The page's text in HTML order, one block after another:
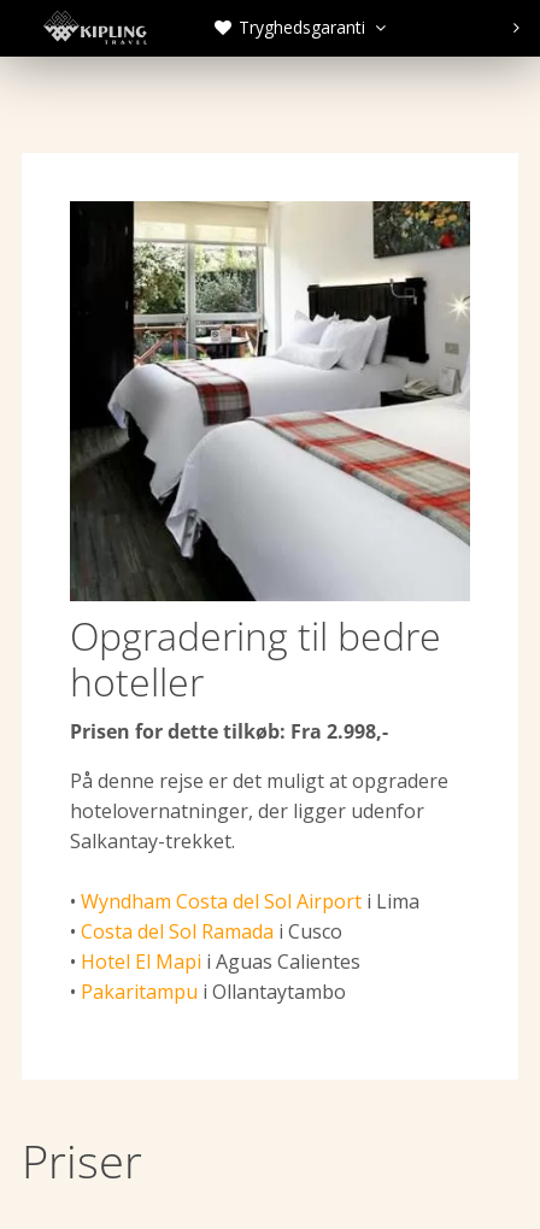
 Tryghedsgaranti  
Opgradering til bedre
hoteller
Prisen for dette tilkøb: Fra 2.998,-
På denne rejse er det muligt at opgradere
hotelovernatninger, der ligger udenfor
Salkantay-trekket.
• Wyndham Costa del Sol Airport i Lima
• Costa del Sol Ramada i Cusco
• Hotel El Mapi i Aguas Calientes
• Pakaritampu i Ollantaytambo
Priser